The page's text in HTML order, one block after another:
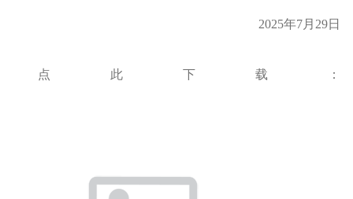
2025年7月29日
点此下载：